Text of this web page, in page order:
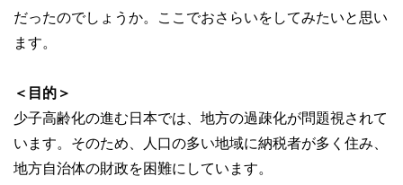
だったのでしょうか。ここでおさらいをしてみたいと思い
ます。
＜目的＞
少子高齢化の進む日本では、地方の過疎化が問題視されて
います。そのため、人口の多い地域に納税者が多く住み、
地方自治体の財政を困難にしています。